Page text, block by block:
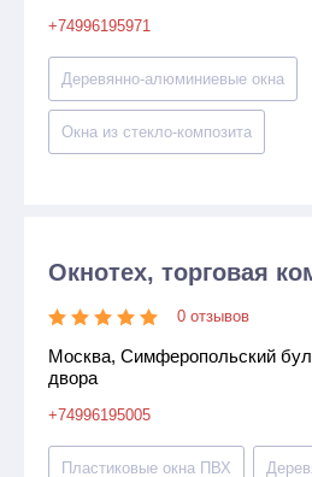
+74996195971
Деревянно-алюминиевые окна
Окна из стекло-композита
Окнотех, торговая
0 отзывов
Москва, Симферопольский
двора
+74996195005
Пластиковые окна ПВХ